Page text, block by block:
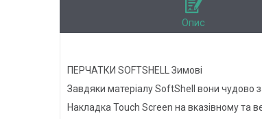
Опис
ПЕРЧАТКИ SOFTSHELL Зимові
Завдяки матеріалу SoftShell вони чудово
Накладка Touch Screen на вказівному та